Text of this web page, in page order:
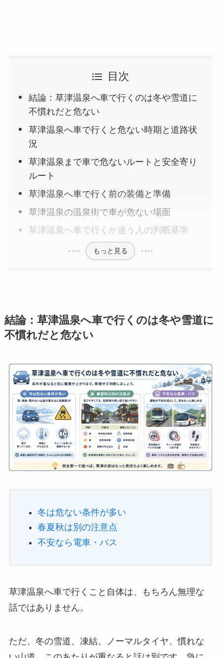
目次
結論：草津温泉へ車で行くのは冬や雪道に
不慣れだと危ない
草津温泉へ車で行くと危ない時期と道路状
況
草津温泉まで車で危ないルートと安全寄り
ルート
草津温泉へ車で行く前の装備と準備
草津温泉の温泉街で車が危ない場面
草津温泉へ車で行くか迷う人の判断基準
もっと見る
結論：草津温泉へ車で行くのは冬や雪道に
不慣れだと危ない
冬は危ない条件が多い
春夏秋は別の注意点
不安なら電車・バス
草津温泉へ車で行くこと自体は、もちろん無理な
話ではありません。
ただ、冬の雪道、凍結、ノーマルタイヤ、慣れな